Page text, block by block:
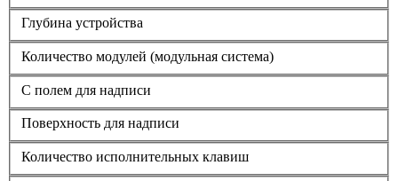
Глубина устройства
Количество модулей (модульная система)
С полем для надписи
Поверхность для надписи
Количество исполнительных клавиш